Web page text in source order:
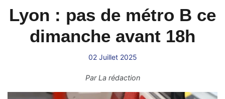
Lyon : pas de métro B ce
dimanche avant 18h
02 Juillet 2025
ParLa rédaction